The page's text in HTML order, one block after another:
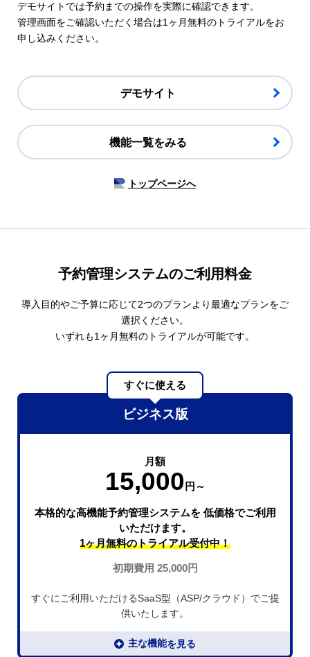
デモサイトでは予約までの操作を実際に確認できます。
管理画面をご確認いただく場合は1ヶ月無料のトライアルをお
申し込みください。
デモサイト
機能一覧をみる
トップページへ
予約管理システムのご利⽤料⾦
導入目的やご予算に応じて2つのプランより最適なプランをご
選択ください。
いずれも1ヶ月無料のトライアルが可能です。
すぐに使える
ビジネス版
月額
15,000 円～
本格的な高機能予約管理システムを低価格でご利用
いただけます。
1ヶ月無料のトライアル受付中！
初期費用 25,000円
すぐにご利用いただけるSaaS型（ASP/クラウド）でご提
供いたします。
主な機能